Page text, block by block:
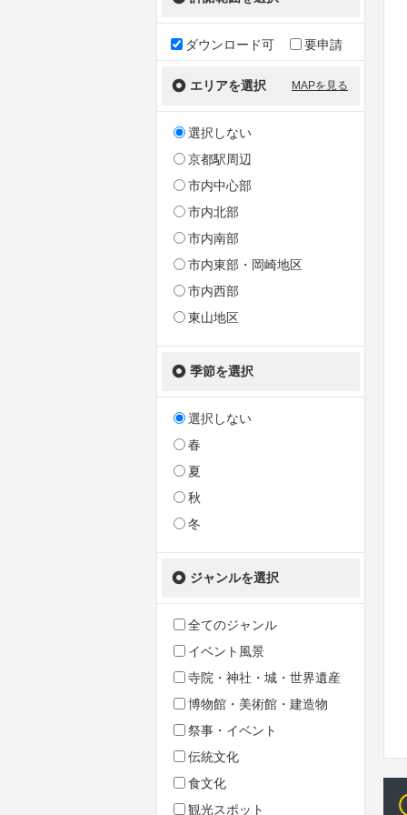
ダウンロード可 要申請
エリアを選択 MAPを見る
選択しない
京都駅周辺
市内中心部
市内北部
市内南部
市内東部・岡崎地区
市内西部
東山地区
季節を選択
選択しない
春
夏
秋
冬
ジャンルを選択
全てのジャンル
イベント風景
寺院・神社・城・世界遺産
博物館・美術館・建造物
祭事・イベント
伝統文化
食文化
観光スポット